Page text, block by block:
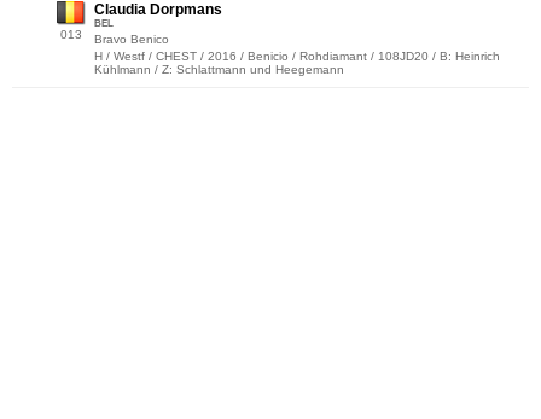
013
Claudia Dorpmans
BEL
Bravo Benico
H / Westf / CHEST / 2016 / Benicio / Rohdiamant / 108JD20 / B: Heinrich
Kühlmann / Z: Schlattmann und Heegemann